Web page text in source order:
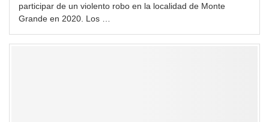
participar de un violento robo en la localidad de Monte
Grande en 2020. Los …